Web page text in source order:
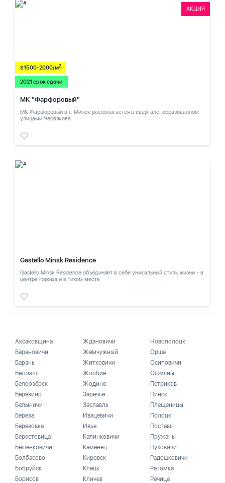
АКЦИЯ
$1500-2000/м2
2021 срок сдачи
МК "Фарфоровый"
МК Фарфоровый в г. Минск располагается в квартале, образованном
улицами Червякова
Gastello Minsk Residence
Gastello Minsk Residence объединяет в себе уникальный стиль жизни - в
центре города и в тихом месте
Аксаковщина
Барановичи
Барань
Бегомль
Белоозёрск
Березино
Белыничи
Береза
Березовка
Берестовица
Бешенковичи
Болбасово
Бобруйск
Борисов
Ждановичи
Жемчужный
Житковичи
Жлобин
Жодино
Заречье
Заславль
Ивацевичи
Ивье
Калинковичи
Каменец
Кировск
Клецк
Кличев
Новополоцк
Орша
Осиповичи
Ошмяны
Петриков
Пинск
Плещеницы
Полоцк
Поставы
Пружаны
Пуховичи
Радошковичи
Ратомка
Речица